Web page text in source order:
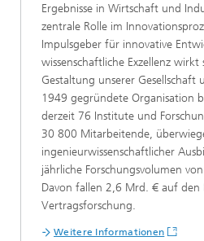
Ergebnisse in Wirtschaft und
zentrale Rolle im
Impulsgeber für innovative
wissenschaftliche Exzellenz
Gestaltung unserer Gesellschaft
1949 gegründete Organisation
derzeit 76 Institute und
30 800 Mitarbeitende,
ingenieurwissenschaftlicher
jährliche Forschungsvolumen
Davon fallen 2,6 Mrd. € auf den
Vertragsforschung.
Weitere Informationen